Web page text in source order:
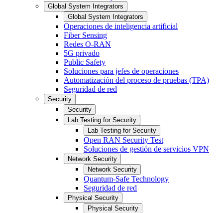
Global System Integrators
Global System Integrators
Operaciones de inteligencia artificial
Fiber Sensing
Redes O-RAN
5G privado
Public Safety
Soluciones para jefes de operaciones
Automatización del proceso de pruebas (TPA)
Seguridad de red
Security
Security
Lab Testing for Security
Lab Testing for Security
Open RAN Security Test
Soluciones de gestión de servicios VPN
Network Security
Network Security
Quantum-Safe Technology
Seguridad de red
Physical Security
Physical Security